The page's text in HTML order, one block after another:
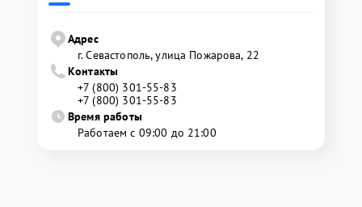
Адрес
г. Севастополь, улица Пожарова, 22
Контакты
+7 (800) 301-55-83
+7 (800) 301-55-83
Время работы
Работаем с 09:00 до 21:00